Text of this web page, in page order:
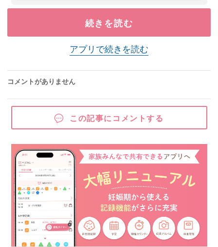
続きを読む
アプリで続きを読む
コメントがありません
この記事にコメントする